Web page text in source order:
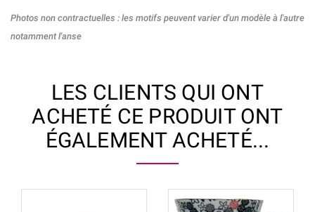
Photos non contractuelles : les motifs peuvent varier d'un modèle à l'autre
notamment l'anse
LES CLIENTS QUI ONT
ACHETÉ CE PRODUIT ONT
ÉGALEMENT ACHETÉ...